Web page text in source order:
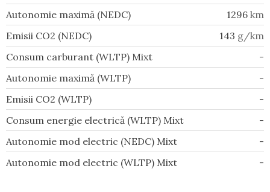
Autonomie maximă (NEDC)
1296 km
Emisii CO2 (NEDC)
143 g/km
Consum carburant (WLTP) Mixt
-
Autonomie maximă (WLTP)
-
Emisii CO2 (WLTP)
-
Consum energie electrică (WLTP) Mixt
-
Autonomie mod electric (NEDC) Mixt
-
Autonomie mod electric (WLTP) Mixt
-